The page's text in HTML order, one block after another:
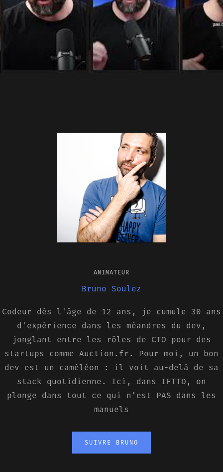
ANIMATEUR
Bruno Soulez
Codeur dès l'âge de 12 ans, je cumule 30 ans
d'expérience dans les méandres du dev,
jonglant entre les rôles de CTO pour des
startups comme Auction.fr. Pour moi, un bon
dev est un caméléon : il voit au-delà de sa
stack quotidienne. Ici, dans IFTTD, on
plonge dans tout ce qui n'est PAS dans les
manuels
SUIVRE BRUNO